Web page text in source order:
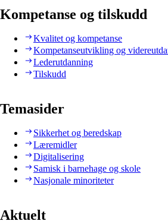
Kompetanse og tilskudd
Kvalitet og kompetanse
Kompetanseutvikling og
Lederutdanning
Tilskudd
Temasider
Sikkerhet og beredskap
Læremidler
Digitalisering
Samisk i barnehage og skole
Nasjonale minoriteter
Aktuelt